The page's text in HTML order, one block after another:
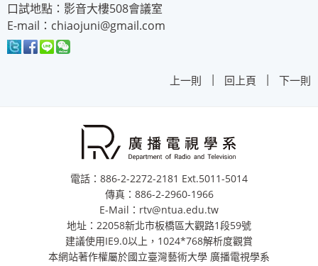
口試地點：影音大樓508會議室
E-mail：chiaojuni@gmail.com
上一則 | 回上頁 | 下一則
電話：886-2-2272-2181 Ext.5011-5014
傳真：886-2-2960-1966
E-Mail：rtv@ntua.edu.tw
地址：22058新北市板橋區大觀路1段59號
建議使用IE9.0以上，1024*768解析度觀賞
本網站著作權屬於國立臺灣藝術大學 廣播電視學系